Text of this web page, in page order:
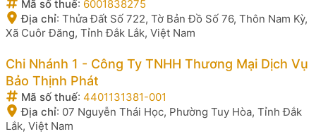
Mã số thuế: 6001838275
Địa chỉ: Thửa Đất Số 722, Tờ Bản Đồ Số 76, Thôn Nam Kỳ,
Xã Cuôr Đăng, Tỉnh Đắk Lắk, Việt Nam
Chi Nhánh 1 - Công Ty TNHH Thương Mại Dịch Vụ
Bảo Thịnh Phát
Mã số thuế: 4401131381-001
Địa chỉ: 07 Nguyễn Thái Học, Phường Tuy Hòa, Tỉnh Đắk
Lắk, Việt Nam